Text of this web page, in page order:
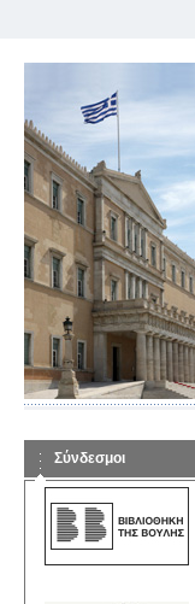
Σύνδεσμοι